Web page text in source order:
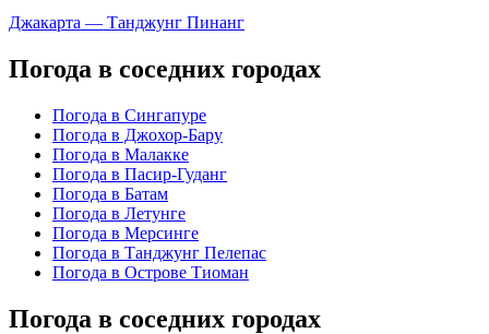
Джакарта — Танджунг Пинанг
Погода в соседних городах
Погода в Сингапуре
Погода в Джохор-Бару
Погода в Малакке
Погода в Пасир-Гуданг
Погода в Батам
Погода в Летунге
Погода в Мерсинге
Погода в Танджунг Пелепас
Погода в Острове Тиоман
Погода в соседних городах